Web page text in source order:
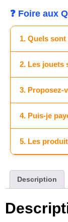
❓ Foire aux
1. Quels
2. Les jouets
3. Proposez-
4. Puis-je
5. Les
Description